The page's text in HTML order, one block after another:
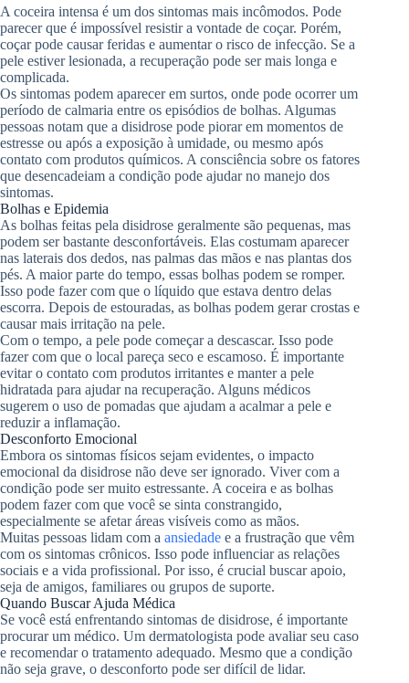
A coceira intensa é um dos sintomas mais incômodos. Pode
parecer que é impossível resistir a vontade de coçar. Porém,
coçar pode causar feridas e aumentar o risco de infecção. Se a
pele estiver lesionada, a recuperação pode ser mais longa e
complicada.
Os sintomas podem aparecer em surtos, onde pode ocorrer um
período de calmaria entre os episódios de bolhas. Algumas
pessoas notam que a disidrose pode piorar em momentos de
estresse ou após a exposição à umidade, ou mesmo após
contato com produtos químicos. A consciência sobre os fatores
que desencadeiam a condição pode ajudar no manejo dos
sintomas.
Bolhas e Epidemia
As bolhas feitas pela disidrose geralmente são pequenas, mas
podem ser bastante desconfortáveis. Elas costumam aparecer
nas laterais dos dedos, nas palmas das mãos e nas plantas dos
pés. A maior parte do tempo, essas bolhas podem se romper.
Isso pode fazer com que o líquido que estava dentro delas
escorra. Depois de estouradas, as bolhas podem gerar crostas e
causar mais irritação na pele.
Com o tempo, a pele pode começar a descascar. Isso pode
fazer com que o local pareça seco e escamoso. É importante
evitar o contato com produtos irritantes e manter a pele
hidratada para ajudar na recuperação. Alguns médicos
sugerem o uso de pomadas que ajudam a acalmar a pele e
reduzir a inflamação.
Desconforto Emocional
Embora os sintomas físicos sejam evidentes, o impacto
emocional da disidrose não deve ser ignorado. Viver com a
condição pode ser muito estressante. A coceira e as bolhas
podem fazer com que você se sinta constrangido,
especialmente se afetar áreas visíveis como as mãos.
Muitas pessoas lidam com a ansiedade e a frustração que vêm
com os sintomas crônicos. Isso pode influenciar as relações
sociais e a vida profissional. Por isso, é crucial buscar apoio,
seja de amigos, familiares ou grupos de suporte.
Quando Buscar Ajuda Médica
Se você está enfrentando sintomas de disidrose, é importante
procurar um médico. Um dermatologista pode avaliar seu caso
e recomendar o tratamento adequado. Mesmo que a condição
não seja grave, o desconforto pode ser difícil de lidar.